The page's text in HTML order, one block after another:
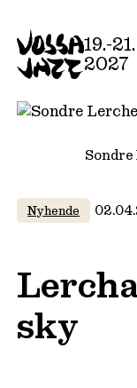
to
content
19.-
2027
Sondre
Nyhende
sky